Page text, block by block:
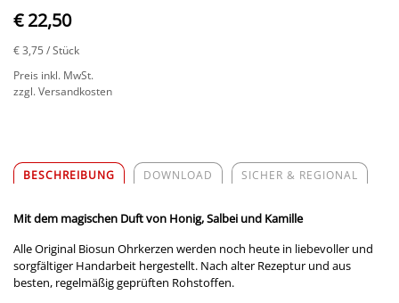
€ 22,50
€ 3,75 / Stück
Preis inkl. MwSt.
zzgl. Versandkosten
BESCHREIBUNG DOWNLOAD SICHER & REGIONAL
Mit dem magischen Duft von Honig, Salbei und Kamille
Alle Original Biosun Ohrkerzen werden noch heute in liebevoller und
sorgfältiger Handarbeit hergestellt. Nach alter Rezeptur und aus
besten, regelmäßig geprüften Rohstoffen.